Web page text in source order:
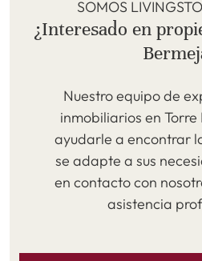
SOMOS
¿Interesado en
Nuestro equipo de
inmobiliarios en
ayudarle a encontrar
se adapte a sus
en contacto con
asistencia